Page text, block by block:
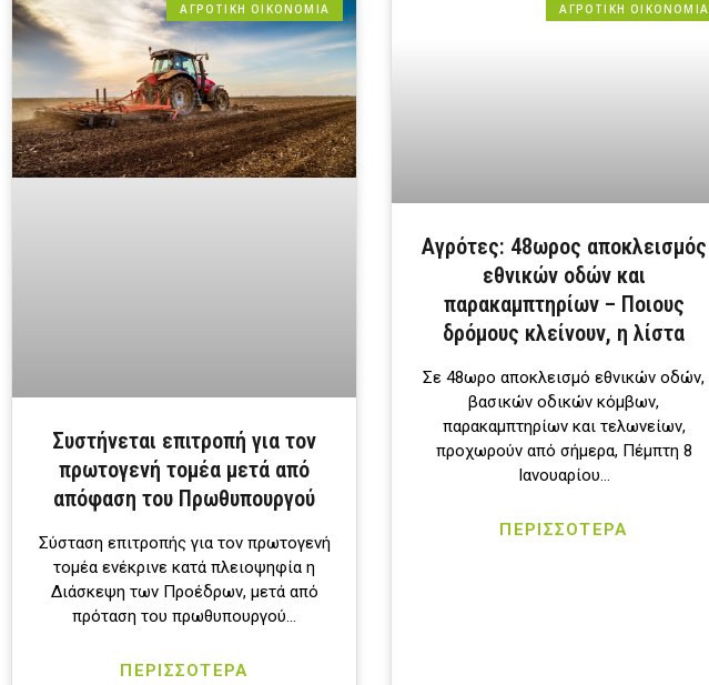
ΑΓΡΟΤΙΚΗ ΟΙΚΟΝΟΜΙΑ
Συστήνεται επιτροπή για τον
πρωτογενή τομέα μετά από
απόφαση του Πρωθυπουργού
Σύσταση επιτροπής για τον πρωτογενή
τομέα ενέκρινε κατά πλειοψηφία η
Διάσκεψη των Προέδρων, μετά από
πρόταση του πρωθυπουργού…
ΠΕΡΙΣΣΟΤΕΡΑ
ΑΓΡΟΤΙΚΗ ΟΙΚΟΝΟΜΙΑ
Αγρότες: 48ωρος αποκλεισμός
εθνικών οδών και
παρακαμπτηρίων – Ποιους
δρόμους κλείνουν, η λίστα
Σε 48ωρο αποκλεισμό εθνικών οδών,
βασικών οδικών κόμβων,
παρακαμπτηρίων και τελωνείων,
προχωρούν από σήμερα, Πέμπτη 8
Ιανουαρίου…
ΠΕΡΙΣΣΟΤΕΡΑ